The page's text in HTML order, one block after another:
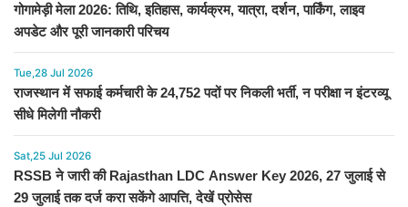
गोगामेड़ी मेला 2026: तिथि, इतिहास, कार्यक्रम, यात्रा, दर्शन, पार्किंग, लाइव
अपडेट और पूरी जानकारी परिचय
Tue,28 Jul 2026
राजस्थान में सफाई कर्मचारी के 24,752 पदों पर निकली भर्ती, न परीक्षा न इंटरव्यू
सीधे मिलेगी नौकरी
Sat,25 Jul 2026
RSSB ने जारी की Rajasthan LDC Answer Key 2026, 27 जुलाई से
29 जुलाई तक दर्ज करा सकेंगे आपत्ति, देखें प्रोसेस